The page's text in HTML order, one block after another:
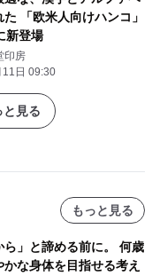
「欧米人向けハンコ」
新登場
印房
日 09:30
見る
もっと見る
ら」と諦める前に。 何歳
な身体を目指せる考え